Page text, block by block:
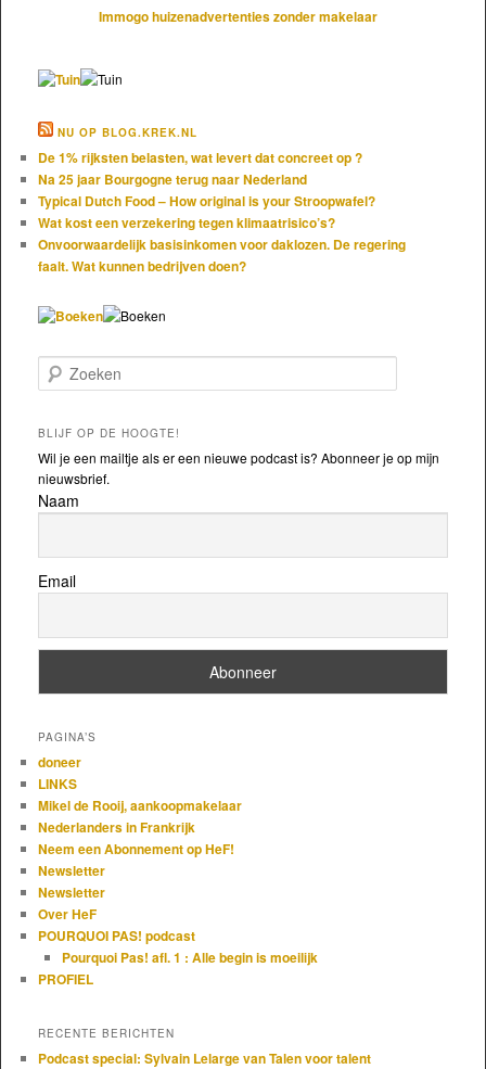
Immogo huizenadvertenties zonder makelaar
NU OP BLOG.KREK.NL
De 1% rijksten belasten, wat levert dat concreet op ?
Na 25 jaar Bourgogne terug naar Nederland
Typical Dutch Food – How original is your Stroopwafel?
Wat kost een verzekering tegen klimaatrisico’s?
Onvoorwaardelijk basisinkomen voor daklozen. De regering
faalt. Wat kunnen bedrijven doen?
Zoeken
BLIJF OP DE HOOGTE!
Wil je een mailtje als er een nieuwe podcast is? Abonneer je op mijn
nieuwsbrief.
Naam
Email
PAGINA’S
doneer
LINKS
Mikel de Rooij, aankoopmakelaar
Nederlanders in Frankrijk
Neem een Abonnement op HeF!
Newsletter
Newsletter
Over HeF
POURQUOI PAS! podcast
Pourquoi Pas! afl. 1 : Alle begin is moeilijk
PROFIEL
RECENTE BERICHTEN
Podcast special: Sylvain Lelarge van Talen voor talent